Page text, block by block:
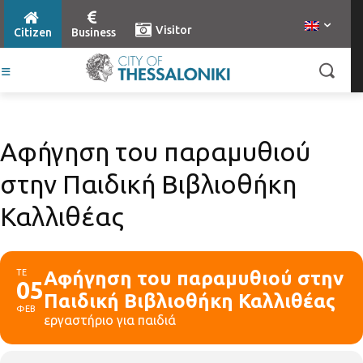
Citizen Business Visitor
Αφήγηση του παραμυθιού
στην Παιδική Βιβλιοθήκη
Καλλιθέας
ΤΕ
05
ΦΕΒ
Αφήγηση του παραμυθιού στην
Παιδική Βιβλιοθήκη Καλλιθέας
εργαστήριο για παιδιά